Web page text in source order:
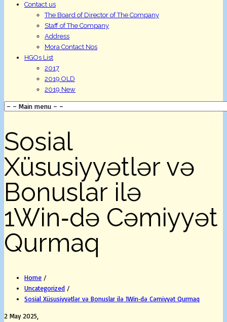
Contact us
The Board of Director of The Company
Staff of The Company
Address
Mora Contact Nos
HGOs List
2017
2019 OLD
2019 New
Sosial
Xüsusiyyətlər və
Bonuslar ilə
1Win‑də Cəmiyyət
Qurmaq
Home /
Uncategorized /
Sosial Xüsusiyyətlər və Bonuslar ilə 1Win‑də Cəmiyyət Qurmaq
2 May 2025,